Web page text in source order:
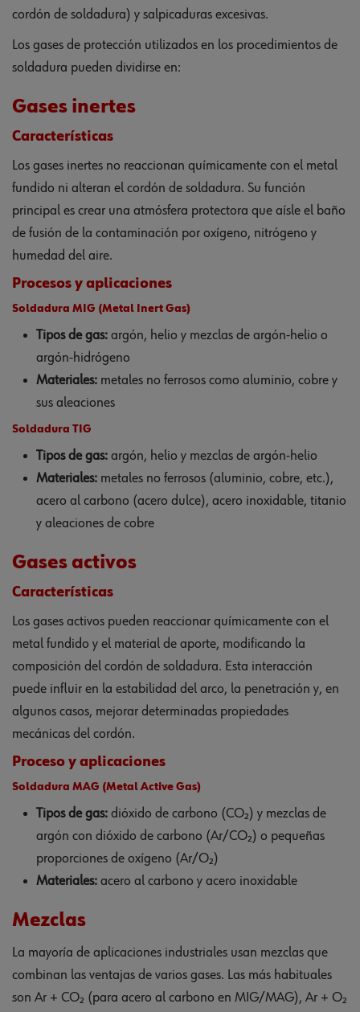
cordón de soldadura) y salpicaduras excesivas.
Los gases de protección utilizados en los procedimientos de
soldadura pueden dividirse en:
Gases inertes
Características
Los gases inertes no reaccionan químicamente con el metal
fundido ni alteran el cordón de soldadura. Su función
principal es crear una atmósfera protectora que aísle el baño
de fusión de la contaminación por oxígeno, nitrógeno y
humedad del aire.
Procesos y aplicaciones
Soldadura MIG (Metal Inert Gas)
Tipos de gas: argón, helio y mezclas de argón-helio o
argón-hidrógeno
Materiales: metales no ferrosos como aluminio, cobre y
sus aleaciones
Soldadura TIG
Tipos de gas: argón, helio y mezclas de argón-helio
Materiales: metales no ferrosos (aluminio, cobre, etc.),
acero al carbono (acero dulce), acero inoxidable, titanio
y aleaciones de cobre
Gases activos
Características
Los gases activos pueden reaccionar químicamente con el
metal fundido y el material de aporte, modificando la
composición del cordón de soldadura. Esta interacción
puede influir en la estabilidad del arco, la penetración y, en
algunos casos, mejorar determinadas propiedades
mecánicas del cordón.
Proceso y aplicaciones
Soldadura MAG (Metal Active Gas)
Tipos de gas: dióxido de carbono (CO₂) y mezclas de
argón con dióxido de carbono (Ar/CO₂) o pequeñas
proporciones de oxígeno (Ar/O₂)
Materiales: acero al carbono y acero inoxidable
Mezclas
La mayoría de aplicaciones industriales usan mezclas que
combinan las ventajas de varios gases. Las más habituales
son Ar + CO₂ (para acero al carbono en MIG/MAG), Ar + O₂